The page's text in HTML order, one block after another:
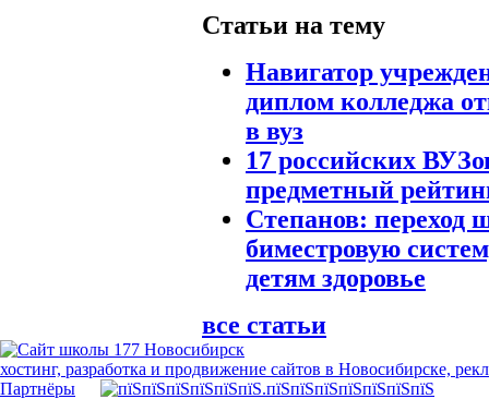
Статьи на тему
Навигатор
диплом колледжа
в вуз
17 российских
предметный
Степанов: переход
биместровую
детям здоровье
все статьи
хостинг, разработка и продвижение сайтов в Новосибирске,
Партнёры